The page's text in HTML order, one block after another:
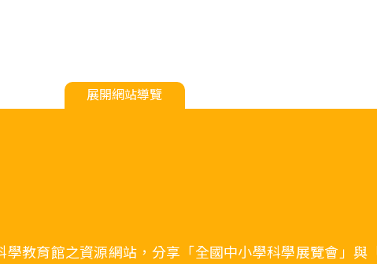
展開網站導覽
學教育館之資源網站，分享「全國中小學科學展覽會」與